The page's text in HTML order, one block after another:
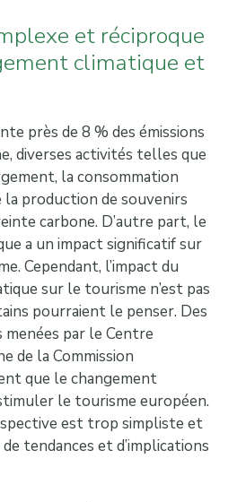
et réciproque
climatique et
près de 8 % des émissions
diverses activités telles que
la consommation
production de souvenirs
carbone. D’autre part, le
a un impact significatif sur
Cependant, l’impact du
sur le tourisme n’est pas
pourraient le penser. Des
par le Centre
de la Commission
que le changement
le tourisme européen.
est trop simpliste et
tendances et d’implications